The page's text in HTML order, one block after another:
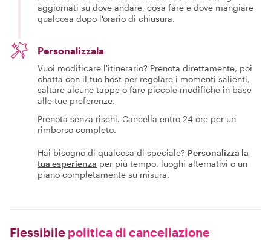
aggiornati su dove andare, cosa fare e dove mangiare
qualcosa dopo l'orario di chiusura.
Personalizzala
Vuoi modificare l'itinerario? Prenota direttamente, poi
chatta con il tuo host per regolare i momenti salienti,
saltare alcune tappe o fare piccole modifiche in base
alle tue preferenze.
Prenota senza rischi. Cancella entro 24 ore per un
rimborso completo.
Hai bisogno di qualcosa di speciale? Personalizza la
tua esperienza per più tempo, luoghi alternativi o un
piano completamente su misura.
Flessibile politica di cancellazione